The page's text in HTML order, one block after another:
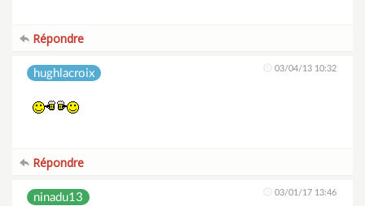
Répondre
hughlacroix 03/04/13 10:32
Répondre
ninadu13 03/01/17 13:46